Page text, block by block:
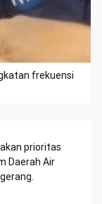
frekuensi
prioritas
Daerah Air